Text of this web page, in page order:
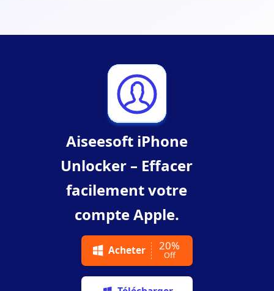
Aiseesoft iPhone
Unlocker – Effacer
facilement votre
compte Apple.